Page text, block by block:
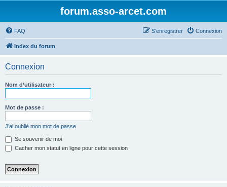
forum.asso-arcet.com
FAQ Connexion
S’enregistrer
Index du forum
Connexion
Nom d’utilisateur :
Mot de passe :
J’ai oublié mon mot de passe
Se souvenir de moi
Cacher mon statut en ligne pour cette session